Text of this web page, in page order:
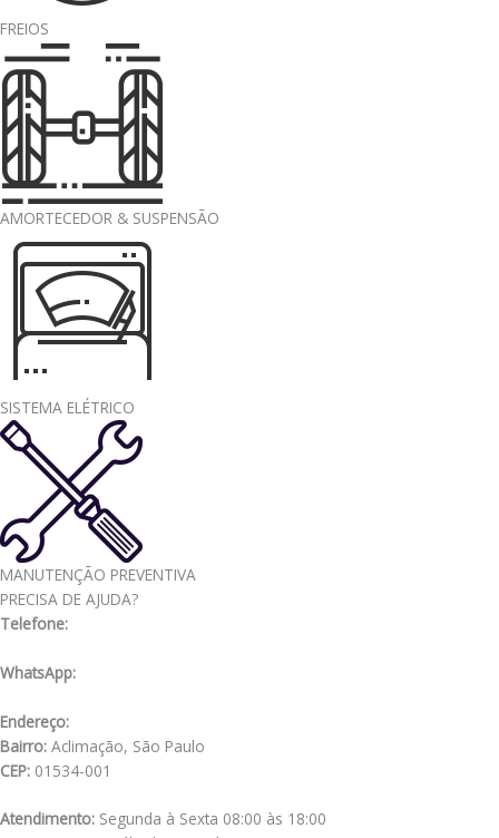
FREIOS
AMORTECEDOR & SUSPENSÃO
SISTEMA ELÉTRICO
MANUTENÇÃO PREVENTIVA
PRECISA DE AJUDA?
Telefone:
WhatsApp:
Endereço:
Bairro: Aclimação, São Paulo
CEP: 01534-001
Atendimento: Segunda à Sexta 08:00 às 18:00